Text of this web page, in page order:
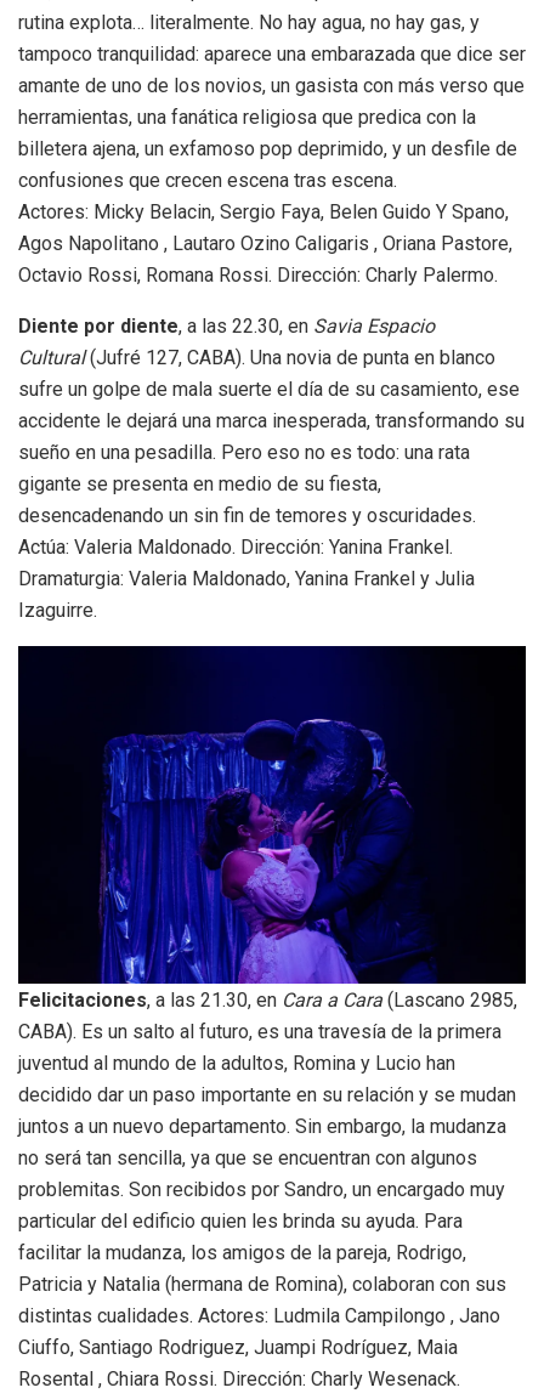
rutina explota… literalmente. No hay agua, no hay gas, y
tampoco tranquilidad: aparece una embarazada que dice ser
amante de uno de los novios, un gasista con más verso que
herramientas, una fanática religiosa que predica con la
billetera ajena, un exfamoso pop deprimido, y un desfile de
confusiones que crecen escena tras escena.
Actores: Micky Belacin, Sergio Faya, Belen Guido Y Spano,
Agos Napolitano , Lautaro Ozino Caligaris , Oriana Pastore,
Octavio Rossi, Romana Rossi. Dirección: Charly Palermo.
Diente por diente, a las 22.30, en Savia Espacio
Cultural(Jufré 127, CABA). Una novia de punta en blanco
sufre un golpe de mala suerte el día de su casamiento, ese
accidente le dejará una marca inesperada, transformando su
sueño en una pesadilla. Pero eso no es todo: una rata
gigante se presenta en medio de su fiesta,
desencadenando un sin fin de temores y oscuridades.
Actúa: Valeria Maldonado. Dirección: Yanina Frankel.
Dramaturgia: Valeria Maldonado, Yanina Frankel y Julia
Izaguirre.
Felicitaciones, a las 21.30, en Cara a Cara (Lascano 2985,
CABA). Es un salto al futuro, es una travesía de la primera
juventud al mundo de la adultos, Romina y Lucio han
decidido dar un paso importante en su relación y se mudan
juntos a un nuevo departamento. Sin embargo, la mudanza
no será tan sencilla, ya que se encuentran con algunos
problemitas. Son recibidos por Sandro, un encargado muy
particular del edificio quien les brinda su ayuda. Para
facilitar la mudanza, los amigos de la pareja, Rodrigo,
Patricia y Natalia (hermana de Romina), colaboran con sus
distintas cualidades. Actores: Ludmila Campilongo , Jano
Ciuffo, Santiago Rodriguez, Juampi Rodríguez, Maia
Rosental , Chiara Rossi. Dirección: Charly Wesenack.